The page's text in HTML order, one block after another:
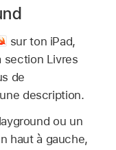
sur ton iPad,
section Livres
de
description.
ou un
haut à gauche,